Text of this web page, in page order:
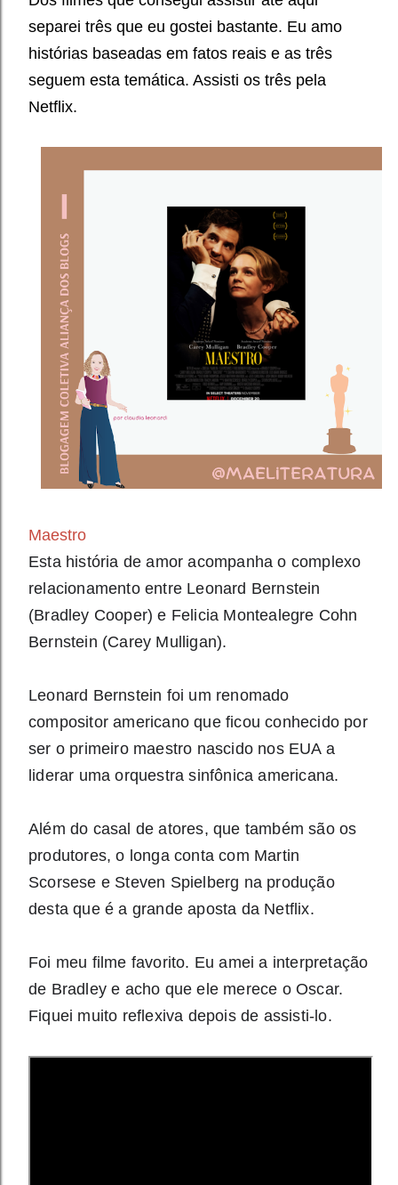
separei três que eu gostei bastante. Eu amo
histórias baseadas em fatos reais e as três
seguem esta temática. Assisti os três pela
Netflix.
Maestro
Esta história de amor acompanha o complexo
relacionamento entre Leonard Bernstein
(Bradley Cooper) e Felicia Montealegre Cohn
Bernstein (Carey Mulligan).
Leonard Bernstein foi um renomado
compositor americano que ficou conhecido por
ser o primeiro maestro nascido nos EUA a
liderar uma orquestra sinfônica americana.
Além do casal de atores, que também são os
produtores, o longa conta com Martin
Scorsese e Steven Spielberg na produção
desta que é a grande aposta da Netflix.
Foi meu filme favorito. Eu amei a interpretação
de Bradley e acho que ele merece o Oscar.
Fiquei muito reflexiva depois de assisti-lo.